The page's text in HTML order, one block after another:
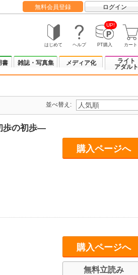
無料会員登録 ログイン
はじめて ヘルプ
UP!
PT購入 カート
書 雑誌・写真集 メディア化
ライト
アダルト
並べ替え:
歩の初歩―
購入ページへ
購入ページへ
無料立読み